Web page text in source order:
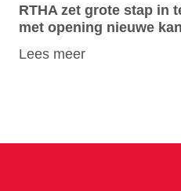
RTHA zet grote stap in
met opening nieuwe
Lees meer